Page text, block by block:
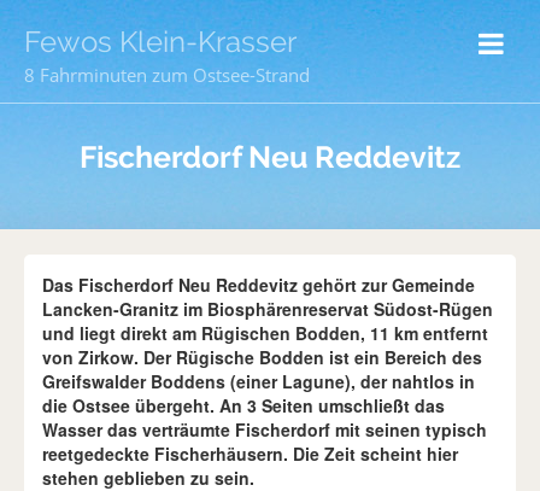
Fewos Klein-Krasser
8 Fahrminuten zum Ostsee-Strand
Fischerdorf Neu Reddevitz
Das Fischerdorf Neu Reddevitz gehört zur Gemeinde
Lancken-Granitz im Biosphärenreservat Südost-Rügen
und liegt direkt am Rügischen Bodden, 11 km entfernt
von Zirkow. Der Rügische Bodden ist ein Bereich des
Greifswalder Boddens (einer Lagune), der nahtlos in
die Ostsee übergeht. An 3 Seiten umschließt das
Wasser das verträumte Fischerdorf mit seinen typisch
reetgedeckte Fischerhäusern. Die Zeit scheint hier
stehen geblieben zu sein.